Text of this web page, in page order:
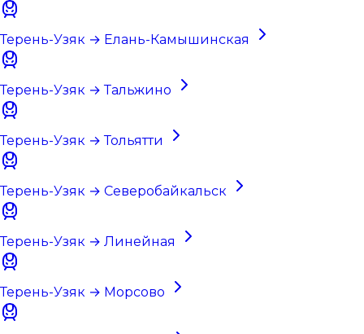
Терень-Узяк → Елань-Камышинская
Терень-Узяк → Тальжино
Терень-Узяк → Тольятти
Терень-Узяк → Северобайкальск
Терень-Узяк → Линейная
Терень-Узяк → Морсово